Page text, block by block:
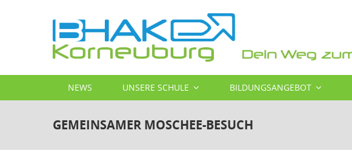
MAIN
NAVIGATION
NEWS UNSERE SCHULE BILDUNGSANGEBOT
GEMEINSAMER MOSCHEE-BESUCH